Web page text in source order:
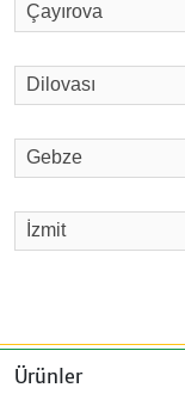
Çayırova
Dilovası
Gebze
İzmit
Ürünler